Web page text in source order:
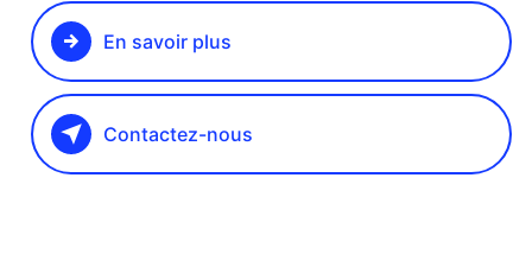
En savoir plus
Contactez-nous